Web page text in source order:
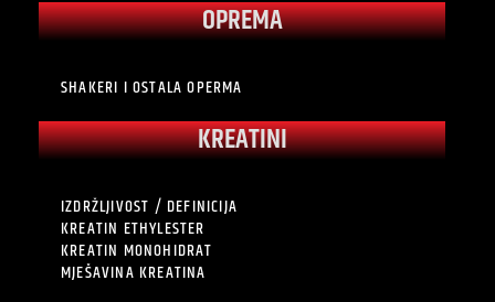
OPREMA
SHAKERI I OSTALA OPERMA
KREATINI
IZDRŽLJIVOST / DEFINICIJA
KREATIN ETHYLESTER
KREATIN MONOHIDRAT
MJEŠAVINA KREATINA